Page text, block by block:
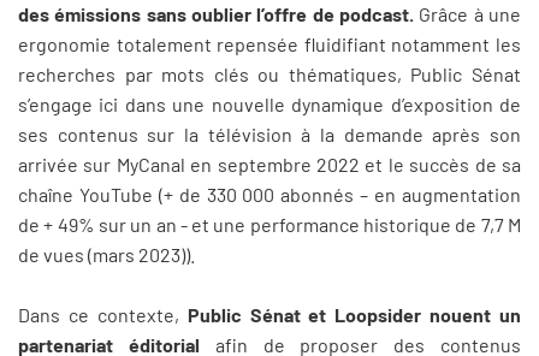
des émissions sans oublier l’offre de podcast. Grâce à une
ergonomie totalement repensée fluidifiant notamment les
recherches par mots clés ou thématiques, Public Sénat
s’engage ici dans une nouvelle dynamique d’exposition de
ses contenus sur la télévision à la demande après son
arrivée sur MyCanal en septembre 2022 et le succès de sa
chaîne YouTube (+ de 330 000 abonnés – en augmentation
de + 49% sur un an - et une performance historique de 7,7 M
de vues (mars 2023)).
Dans ce contexte, Public Sénat et Loopsider nouent un
partenariat éditorial afin de proposer des contenus